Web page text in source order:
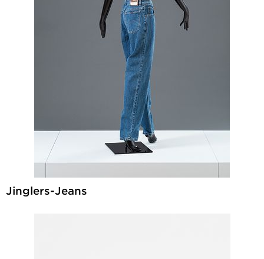
Jinglers-Jeans